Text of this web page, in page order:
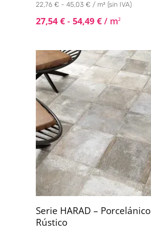
22,76 € - 45,03 € / m² (sin IVA)
27,54 € - 54,49 € / m2
Serie HARAD – Porcelánico
Rústico